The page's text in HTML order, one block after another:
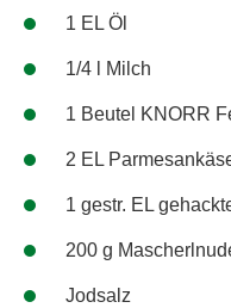
1 EL Öl
1/4 l Milch
1 Beutel KNORR
2 EL
1 gestr. EL
200 g
Jodsalz